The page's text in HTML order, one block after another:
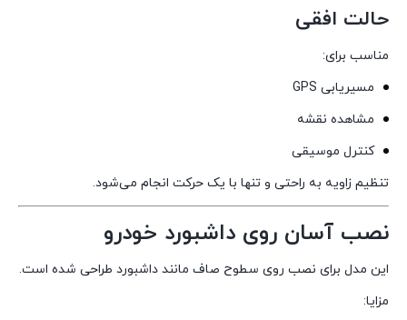
حالت افقی
مناسب برای:
مسیریابی GPS
مشاهده نقشه
کنترل موسیقی
تنظیم زاویه به راحتی و تنها با یک حرکت انجام می‌شود.
نصب آسان روی داشبورد خودرو
این مدل برای نصب روی سطوح صاف مانند داشبورد طراحی شده است.
مزایا: